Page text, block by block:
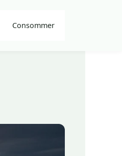
Consommer